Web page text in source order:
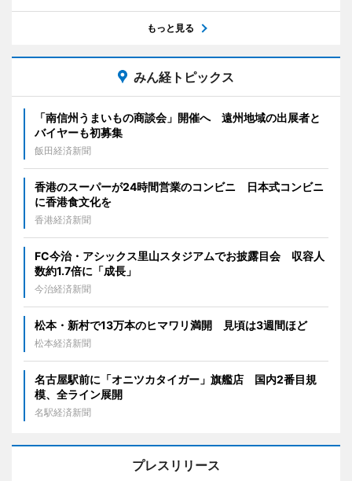
もっと見る
みん経トピックス
「南信州うまいもの商談会」開催へ 遠州地域の出展者と
バイヤーも初募集
飯田経済新聞
香港のスーパーが24時間営業のコンビニ 日本式コンビニ
に香港食文化を
香港経済新聞
FC今治・アシックス里山スタジアムでお披露目会 収容人
数約1.7倍に「成長」
今治経済新聞
松本・新村で13万本のヒマワリ満開 見頃は3週間ほど
松本経済新聞
名古屋駅前に「オニツカタイガー」旗艦店 国内2番目規
模、全ライン展開
名駅経済新聞
プレスリリース